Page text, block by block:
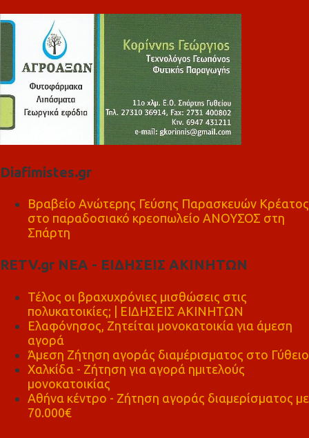
Diafimistes.gr
Βραβείο Ανώτερης Γεύσης Παρασκευών Κρέατος
στο παραδοσιακό κρεοπωλείο ΑΝΟΥΣΟΣ στη
Σπάρτη
RETV.gr ΝΕΑ - ΕΙΔΗΣΕΙΣ ΑΚΙΝΗΤΩΝ
Τέλος οι βραχυχρόνιες μισθώσεις στις
πολυκατοικίες; | ΕΙΔΗΣΕΙΣ ΑΚΙΝΗΤΩΝ
Ελαφόνησος, Ζητείται μονοκατοικία για άμεση
αγορά
Άμεση Ζήτηση αγοράς διαμέρισματος στο Γύθειο
Χαλκίδα - Ζήτηση για αγορά ημιτελούς
μονοκατοικίας
Αθήνα κέντρο - Ζήτηση αγοράς διαμερίσματος με
70.000€